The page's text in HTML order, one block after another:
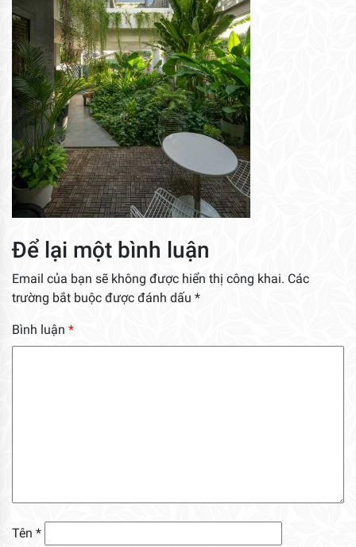
Để lại một bình luận
Email của bạn sẽ không được hiển thị công khai. Các
trường bắt buộc được đánh dấu *
Bình luận *
Tên *